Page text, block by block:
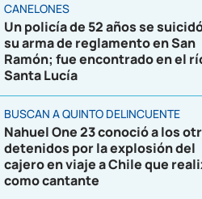
CANELONES
Un policía de 52 años se
su arma de reglamento en San
Ramón; fue encontrado en el
Santa Lucía
BUSCAN A QUINTO DELINCUENTE
Nahuel One 23 conoció a los
detenidos por la explosión del
cajero en viaje a Chile que
como cantante